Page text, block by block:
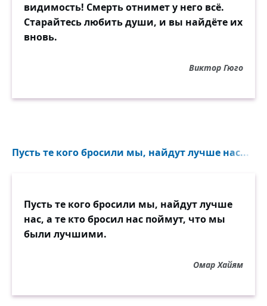
видимость! Смерть отнимет у него всё.
Старайтесь любить души, и вы найдёте их
вновь.
Виктор Гюго
Пусть те кого бросили мы, найдут лучше нас...
Пусть те кого бросили мы, найдут лучше
нас, а те кто бросил нас поймут, что мы
были лучшими.
Омар Хайям